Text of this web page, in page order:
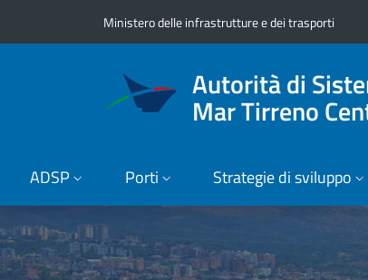
Ministero delle infrastrutture e dei trasporti
Autorità di
Mar Tirreno
ADSP Porti Strategie di sviluppo